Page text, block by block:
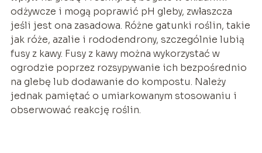
odżywcze i mogą poprawić pH gleby, zwłaszcza
jeśli jest ona zasadowa. Różne gatunki roślin, takie
jak róże, azalie i rododendrony, szczególnie lubią
fusy z kawy. Fusy z kawy można wykorzystać w
ogrodzie poprzez rozsypywanie ich bezpośrednio
na glebę lub dodawanie do kompostu. Należy
jednak pamiętać o umiarkowanym stosowaniu i
obserwować reakcję roślin.